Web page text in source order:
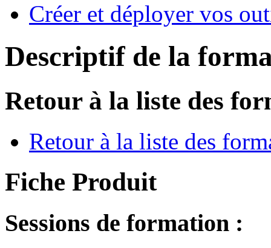
Créer et déployer vos
Descriptif de la
Retour à la liste des
Retour à la liste des
Fiche Produit
Sessions de formation :